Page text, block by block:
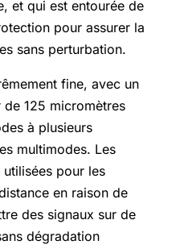
et qui est entourée de
pour assurer la
sans perturbation.
fine, avec un
125 micromètres
à plusieurs
multimodes. Les
pour les
en raison de
des signaux sur de
dégradation